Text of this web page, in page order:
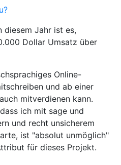
diesem Jahr ist es,
Dollar Umsatz über
Online-
und ab einer
mitverdienen kann.
ich mit sage und
und recht unsicherem
ist "absolut unmöglich"
für dieses Projekt.